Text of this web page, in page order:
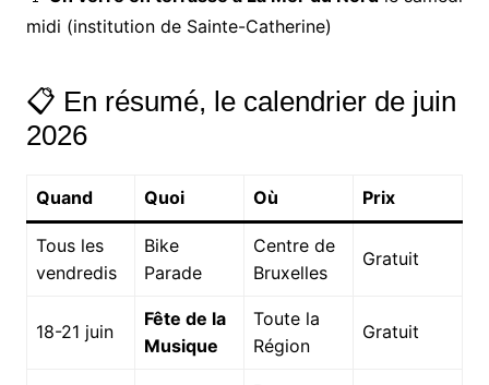
midi (institution de Sainte-Catherine)
📋 En résumé, le calendrier de juin
2026
Quand Quoi Où Prix
Tous les
vendredis
Bike
Parade
Centre de
Bruxelles
Gratuit
18-21 juin
Fête de la
Musique
Toute la
Région
Gratuit